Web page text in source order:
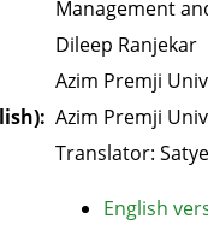
Management
Dileep Ranjekar
Azim Premji
Azim Premji
Translator:
English